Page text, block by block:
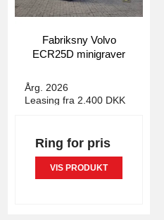
Fabriksny Volvo
ECR25D minigraver
Årg. 2026
Leasing fra 2.400 DKK
Ring for pris
VIS PRODUKT